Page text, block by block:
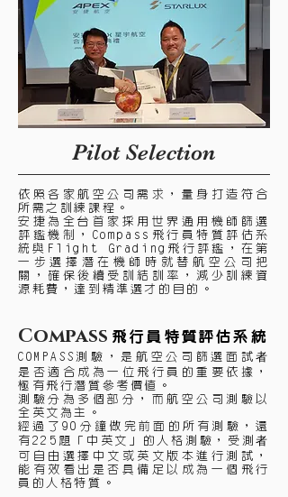
Pilot Selection
依照各家航空公司需求，量身打造符合
所需之訓練課程。
安捷為全台首家採用世界通用機師篩選
評鑑機制，Compass飛行員特質評估系
統與Flight Grading飛行評鑑，在第
一步選擇潛在機師時就替航空公司把
關，確保後續受訓結訓率，減少訓練資
源耗費，達到精準選才的目的。
Compass 飛行員特質評估系統
COMPASS測驗，是航空公司篩選面試者
是否適合成為一位飛行員的重要依據，
極有飛行潛質參考價值。
測驗分為多個部分，而航空公司測驗以
全英文為主。
經過了90分鐘做完前面的所有測驗，還
有225題「中英文」的人格測驗，受測者
可自由選擇中文或英文版本進行測試，
能有效看出是否具備足以成為一個飛行
員的人格特質。